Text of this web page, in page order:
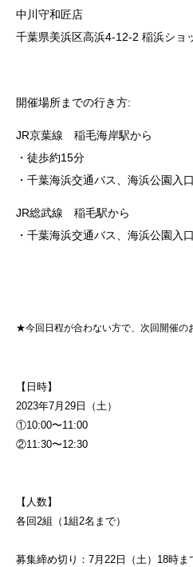
中川守和匠店
千葉県美浜区高浜4-12-2 稲浜ショ
開催場所までの行き方:
JR京葉線 稲毛海岸駅から
・徒歩約15分
・千葉海浜交通バス、海浜公園入
JR総武線 稲毛駅から
・千葉海浜交通バス、海浜公園入
★今回日程が合わない方で、次回開催の
【日時】
2023年7月29日（土）
①10:00〜11:00
②11:30〜12:30
【人数】
各回2組（1組2名まで）
募集締め切り：7月22日（土）18時ま